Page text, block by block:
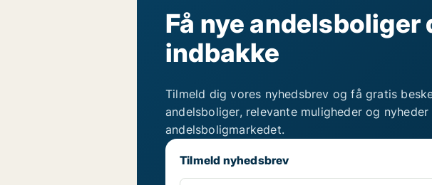
Få nye andelsboliger
indbakke
Tilmeld dig vores nyhedsbrev og få gratis
andelsboliger, relevante muligheder og nyheder
andelsboligmarkedet.
Tilmeld nyhedsbrev